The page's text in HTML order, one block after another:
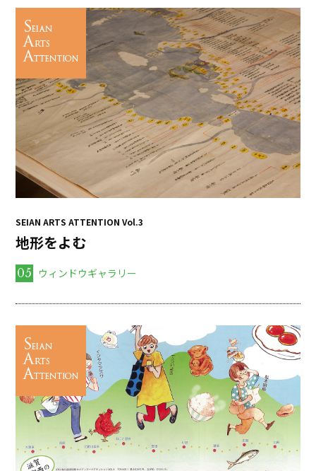
SEIAN ARTS ATTENTION Vol.3
地形をよむ
05 ウィンドウギャラリー